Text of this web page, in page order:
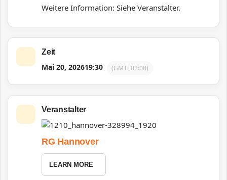
Weitere Information: Siehe Veranstalter.
Zeit
Mai 20, 202619:30 (GMT+02:00)
Veranstalter
RG Hannover
LEARN MORE